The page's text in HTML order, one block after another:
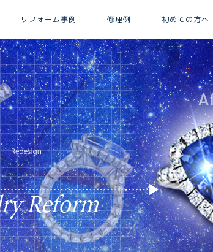
リフォーム事例 修理例 初めての方へ